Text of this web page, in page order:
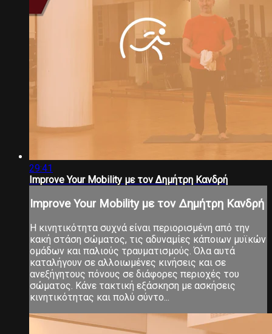
29:41
Improve Your Mobility με τον Δημήτρη Κανδρή
Improve Your Mobility με τον Δημήτρη Κανδρή
Η κινητικότητα συχνά είναι περιορισμένη από την
κακή στάση σώματος, τις αδυναμίες κάποιων μυϊκών
ομάδων και παλιούς τραυματισμούς. Όλα αυτά
καταλήγουν σε αλλοιωμένες κινήσεις και σε
ανεξήγητους πόνους σε διάφορες περιοχές του
σώματος. Κάνε τακτική εξάσκηση με ασκήσεις
κινητικότητας και πολύ σύντο...